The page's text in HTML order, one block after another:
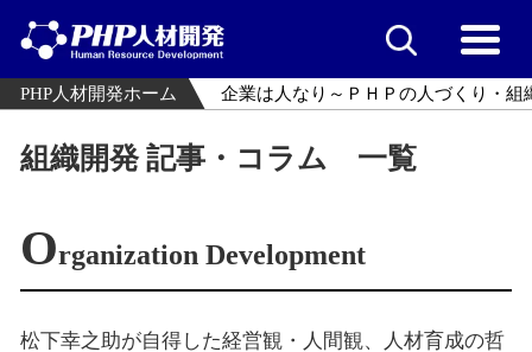
PHP人材開発ホーム 企業は人なり～ＰＨＰの人づくり・組
組織開発 記事・コラム 一覧
Organization Development
松下幸之助が自得した経営観・人間観、人材育成の哲